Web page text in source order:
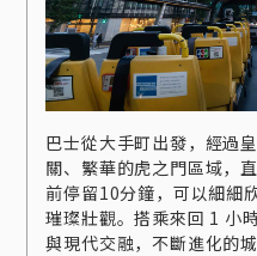
巴士從大手町出發，經過
關、繁華的虎之門區域，
前停留10分鐘，可以細細
璀璨壯觀。搭乘來回 1 小
與現代交融，不斷進化的城